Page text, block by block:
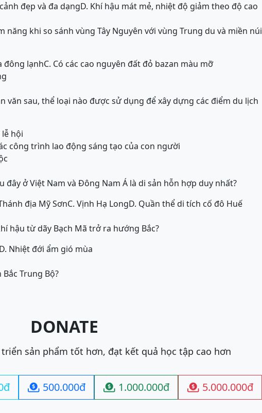
đẹp và đa dạngD. Khí hậu mát mẻ, nhiệt độ giảm theo độ cao
năng khi so sánh vùng Tây Nguyên với vùng Trung du và miền núi
đông lạnhC. Có các cao nguyên đất đỏ bazan màu mỡ
văn sau, thể loại nào được sử dụng để xây dựng các điểm du lịch
lễ hội
công trình lao động sáng tạo của con người
đây ở Việt Nam và Đông Nam Á là di sản hỗn hợp duy nhất?
địa Mỹ SơnC. Vịnh Hạ LongD. Quần thể di tích cố đô Huế
hậu từ dãy Bạch Mã trở ra hướng Bắc?
D. Nhiệt đới ẩm gió mùa
Trung Bộ?
DONATE
sản phẩm tốt hơn, đạt kết quả học tập cao hơn
 500.000đ  1.000.000đ  5.000.000đ